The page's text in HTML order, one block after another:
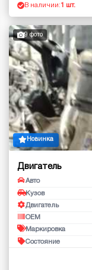
В наличии: 1 шт.
9 фото
Новинка
Двигатель
Авто
Кузов
Двигатель
OEM
Маркировка
Состояние